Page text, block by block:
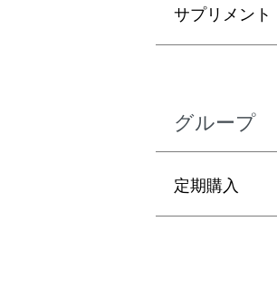
サプリメント
グループ
定期購入